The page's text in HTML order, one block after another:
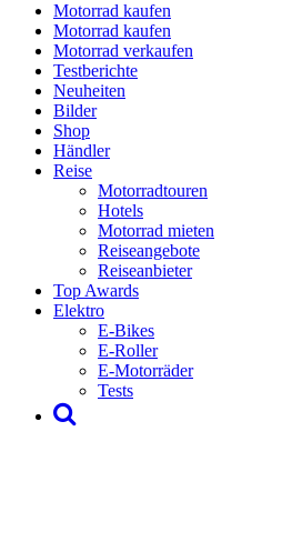
Motorrad kaufen
Motorrad kaufen
Motorrad verkaufen
Testberichte
Neuheiten
Bilder
Shop
Händler
Reise
Motorradtouren
Hotels
Motorrad mieten
Reiseangebote
Reiseanbieter
Top Awards
Elektro
E-Bikes
E-Roller
E-Motorräder
Tests